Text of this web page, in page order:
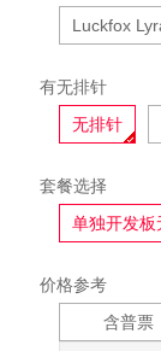
Luckfox
有无排针
无排针
套餐选择
单独开发板
价格参考
含普票